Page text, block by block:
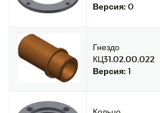
Версия: 0
Гнездо
КЦ31.02.00.022
Версия: 1